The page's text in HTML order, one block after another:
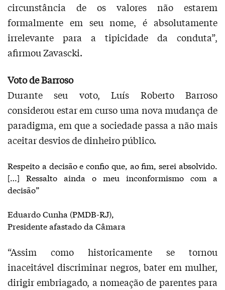
circunstância de os valores não estarem
formalmente em seu nome, é absolutamente
irrelevante para a tipicidade da conduta”,
afirmou Zavascki.
Voto de Barroso
Durante seu voto, Luís Roberto Barroso
considerou estar em curso uma nova mudança de
paradigma, em que a sociedade passa a não mais
aceitar desvios de dinheiro público.
Respeito a decisão e confio que, ao fim, serei absolvido.
[…] Ressalto ainda o meu inconformismo com a
decisão”
Eduardo Cunha (PMDB-RJ),
Presidente afastado da Câmara
“Assim como historicamente se tornou
inaceitável discriminar negros, bater em mulher,
dirigir embriagado, a nomeação de parentes para